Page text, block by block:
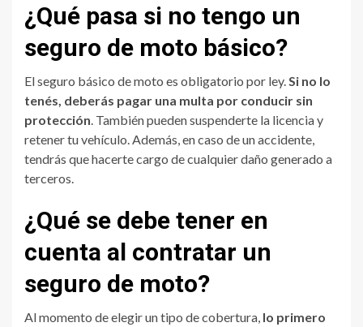
¿Qué pasa si no tengo un
seguro de moto básico?
El seguro básico de moto es obligatorio por ley.Si no lo
tenés, deberás pagar una multa por conducir sin
protección. También pueden suspenderte la licencia y
retener tu vehículo. Además, en caso de un accidente,
tendrás que hacerte cargo de cualquier daño generado a
terceros.
¿Qué se debe tener en
cuenta al contratar un
seguro de moto?
Al momento de elegir un tipo de cobertura, lo primero